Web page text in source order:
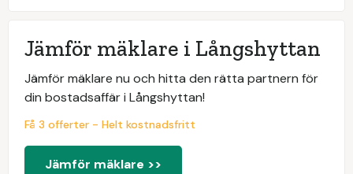
Jämför mäklare i Långshyttan
Jämför mäklare nu och hitta den rätta partnern för
din bostadsaffär i Långshyttan!
Få 3 offerter - Helt kostnadsfritt
Jämför mäklare >>